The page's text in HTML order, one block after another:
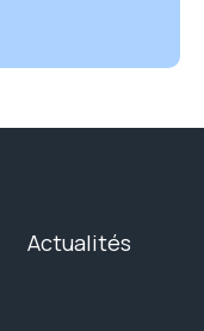
Actualités